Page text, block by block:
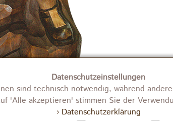
Datenschutzeinstellungen
sind technisch notwendig, während
'Alle akzeptieren' stimmen Sie der
› Datenschutzerklärung